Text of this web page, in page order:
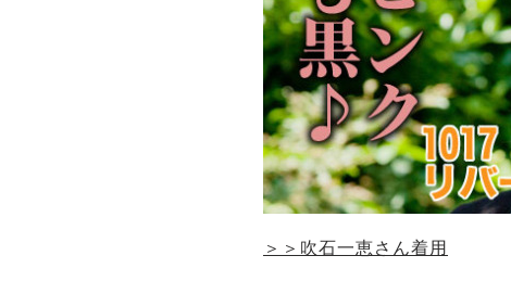
＞＞吹石一恵さん着用